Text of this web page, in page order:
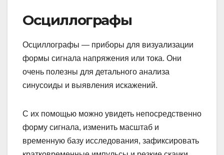
Осциллографы
Осциллографы — приборы для визуализации
формы сигнала напряжения или тока. Они
очень полезны для детального анализа
синусоиды и выявления искажений.
С их помощью можно увидеть непосредственно
форму сигнала, изменить масштаб и
временную базу исследования, зафиксировать